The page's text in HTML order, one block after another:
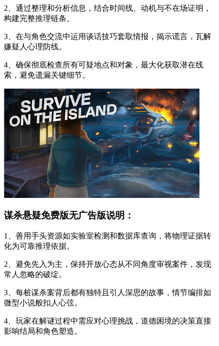
2、通过整理和分析信息，结合时间线、动机与不在场证明，
构建完整推理链条。
3、在与角色交流中运用谈话技巧套取情报，揭示谎言，瓦解
嫌疑人心理防线。
4、确保彻底检查所有可疑地点和对象，最大化获取潜在线
索，避免遗漏关键细节。
谋杀悬疑免费版无广告版说明：
1、善用手头资源如实验室检测和数据库查询，将物理证据转
化为可靠推理依据。
2、避免先入为主，保持开放心态从不同角度审视案件，发现
常人忽略的破绽。
3、每桩谋杀案背后都有独特且引人深思的故事，情节编排如
微型小说般扣人心弦。
4、玩家在解谜过程中需应对心理挑战，道德困境的决策直接
影响结局和角色塑造。